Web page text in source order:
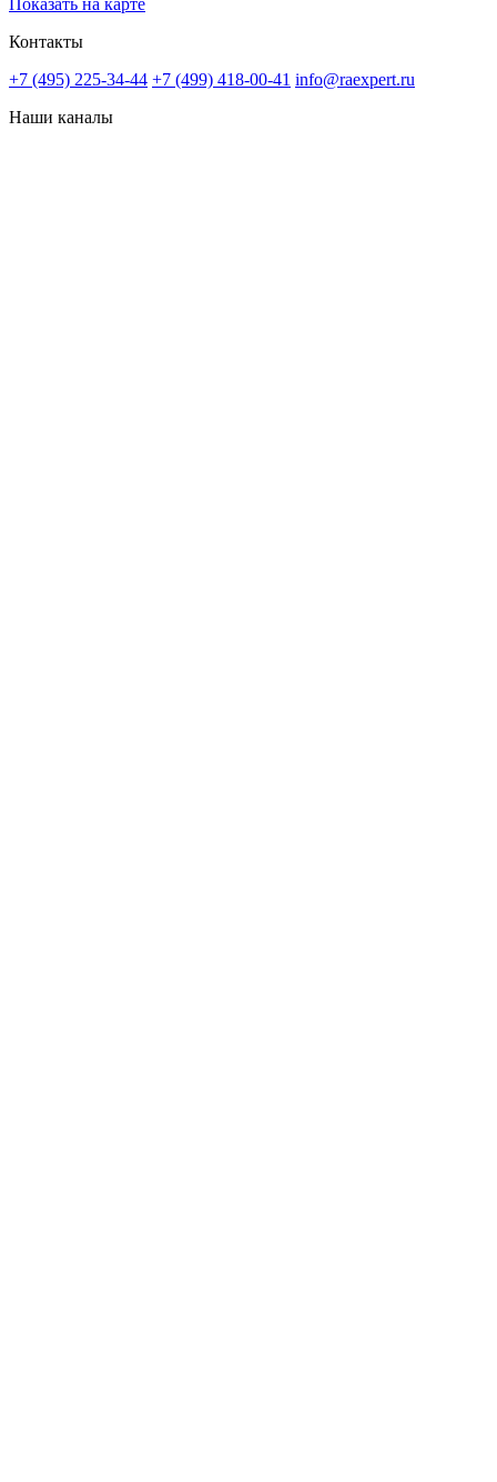
Показать на карте
Контакты
+7 (495) 225-34-44 +7 (499) 418-00-41 info@raexpert.ru
Наши каналы